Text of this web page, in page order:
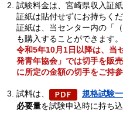
試験料金は、宮崎県収入証
証紙は貼付せずにお持ちくだ
証紙は、当センター内の「
も購入することができます。
令和5年10月1日以降は、当
発青年協会」では切手を販
に所定の金額の切手をご持参
試料は、 規格試験
必要量を試験申込時に持ち